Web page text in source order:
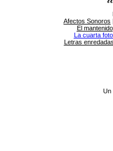
Afectos Sonoros
El mantenido
La cuarta
Letras enredadas
Un